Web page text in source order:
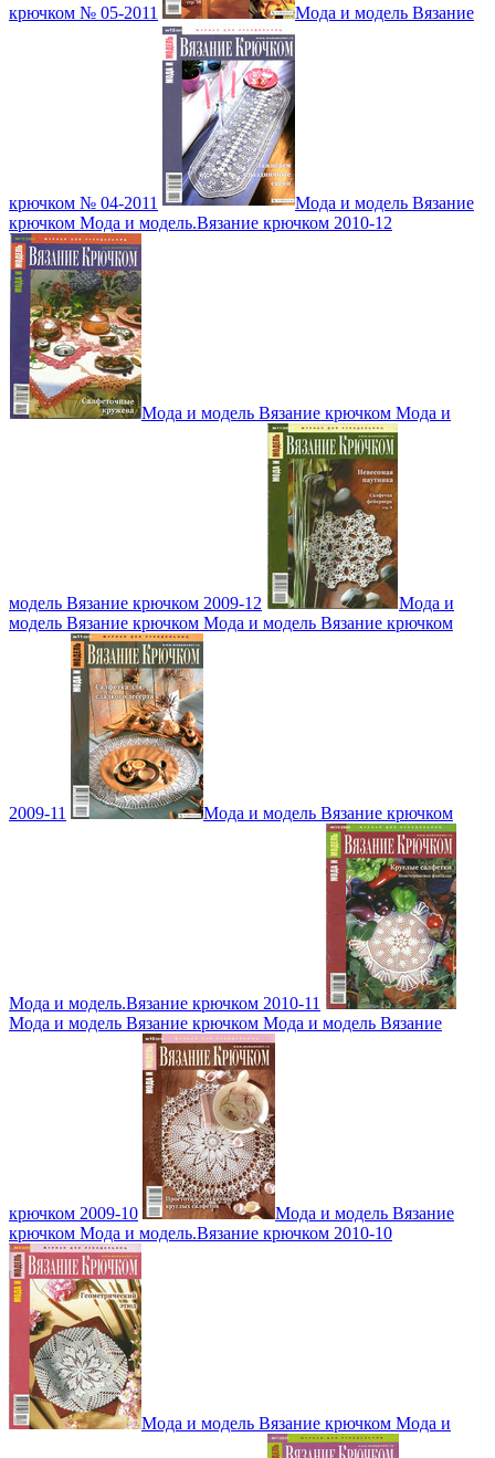
крючком № 05-2011 Мода и модель Вязание
крючком № 04-2011
Мода и модель Вязание
крючком Мода и модель.Вязание крючком 2010-12
Мода и модель Вязание крючком Мода и
модель Вязание крючком 2009-12
Мода и
модель Вязание крючком Мода и модель Вязание крючком
2009-11 Мода и модель Вязание крючком
Мода и модель.Вязание крючком 2010-11
Мода и модель Вязание крючком Мода и модель Вязание
крючком 2009-10
Мода и модель Вязание
крючком Мода и модель.Вязание крючком 2010-10
Мода и модель Вязание крючком Мода и